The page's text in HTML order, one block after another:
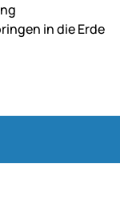
in die Erde